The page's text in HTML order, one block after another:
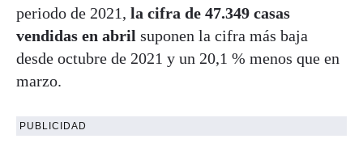
periodo de 2021, la cifra de 47.349 casas
vendidas en abril suponen la cifra más baja
desde octubre de 2021 y un 20,1 % menos que en
marzo.
PUBLICIDAD